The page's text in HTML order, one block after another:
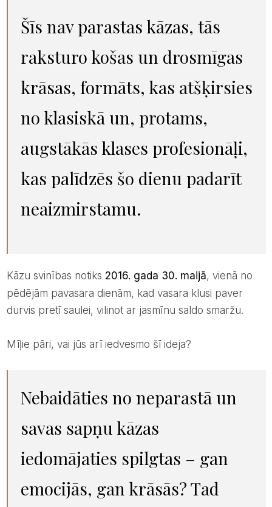
Šīs nav parastas kāzas, tās
raksturo košas un drosmīgas
krāsas, formāts, kas atšķirsies
no klasiskā un, protams,
augstākās klases profesionāļi,
kas palīdzēs šo dienu padarīt
neaizmirstamu.
Kāzu svinības notiks 2016. gada 30. maijā, vienā no
pēdējām pavasara dienām, kad vasara klusi paver
durvis pretī saulei, vilinot ar jasmīnu saldo smaržu.
Mīļie pāri, vai jūs arī iedvesmo šī ideja?
Nebaidāties no neparastā un
savas sapņu kāzas
iedomājaties spilgtas – gan
emocijās, gan krāsās? Tad